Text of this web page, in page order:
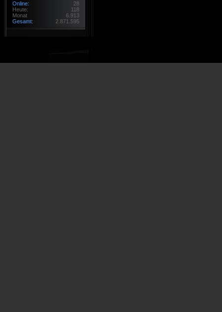
Online:
28
Heute:
118
Monat
6.913
Gesamt:
2.871.595